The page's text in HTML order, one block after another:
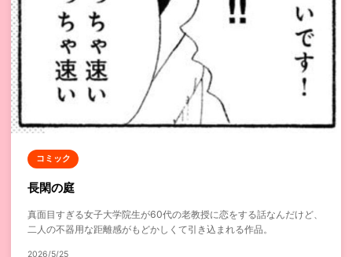
コミック
長閑の庭
真面目すぎる女子大学院生が60代の老教授に恋をする話なんだけど、
二人の不器用な距離感がもどかしくて引き込まれる作品。
2026/5/25